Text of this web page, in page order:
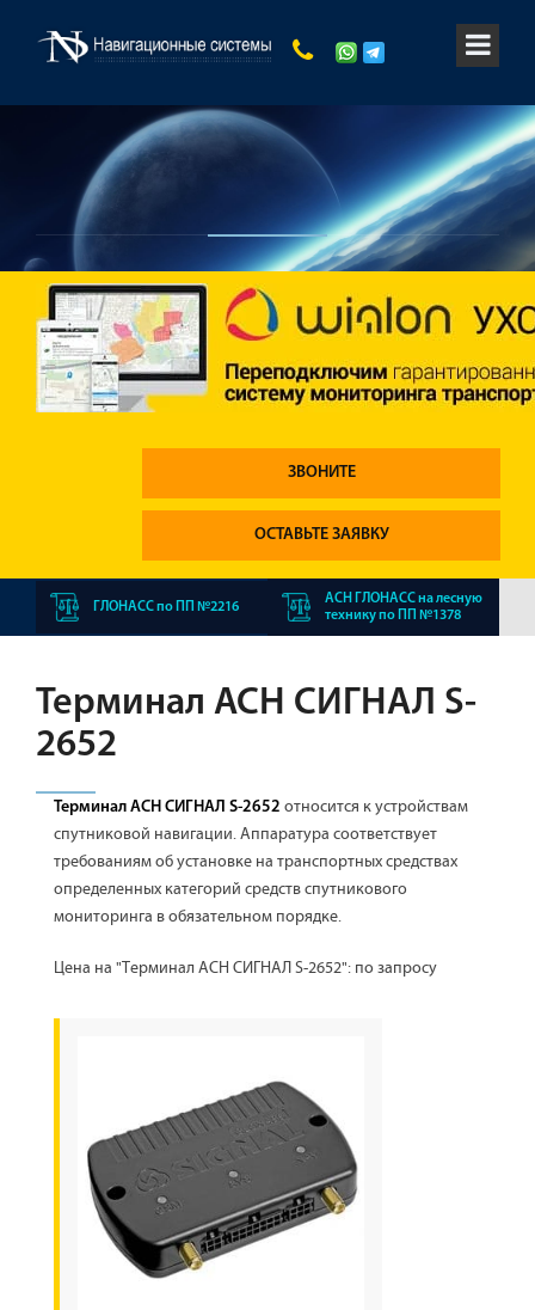
ЗВОНИТЕ
ОСТАВЬТЕ ЗАЯВКУ
ГЛОНАСС по ПП №2216
АСН ГЛОНАСС на лесную
технику по ПП №1378
Терминал АСН СИГНАЛ S-
2652
Терминал АСН СИГНАЛ S-2652 относится к устройствам
спутниковой навигации. Аппаратура соответствует
требованиям об установке на транспортных средствах
определенных категорий средств спутникового
мониторинга в обязательном порядке.
Цена на "Терминал АСН СИГНАЛ S-2652": по запросу